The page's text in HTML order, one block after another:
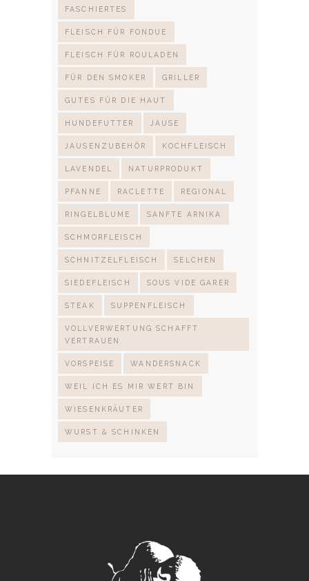
FASCHIERTES
FLEISCH FÜR FONDUE
FLEISCH FÜR ROULADEN
FÜR DEN SMOKER GRILLER
GUTES FÜR DIE HAUT
HUNDEFUTTER JAUSE
JAUSENZUBEHÖR KOCHFLEISCH
LAVENDEL NATURPRODUKT
PFANNE RACLETTE REGIONAL
RINGELBLUME SANFTE ARNIKA
SCHMORFLEISCH
SCHNITZELFLEISCH SELCHEN
SIEDEFLEISCH SOUS VIDE GARER
STEAK SUPPENFLEISCH
VOLLVERWERTUNG SCHAFFT
VERTRAUEN
VORSPEISE WANDERSNACK
WEIL ICH ES MIR WERT BIN
WIESENKRÄUTER
WURST & SCHINKEN